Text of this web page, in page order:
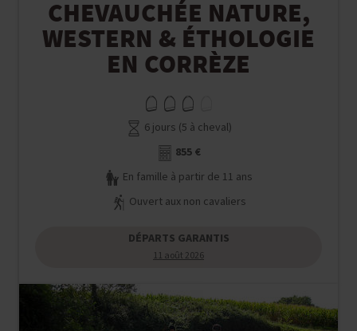
CHEVAUCHÉE NATURE,
WESTERN & ÉTHOLOGIE
EN CORRÈZE
6 jours (5 à cheval)
855 €
En famille à partir de 11 ans
Ouvert aux non cavaliers
DÉPARTS GARANTIS
11 août 2026